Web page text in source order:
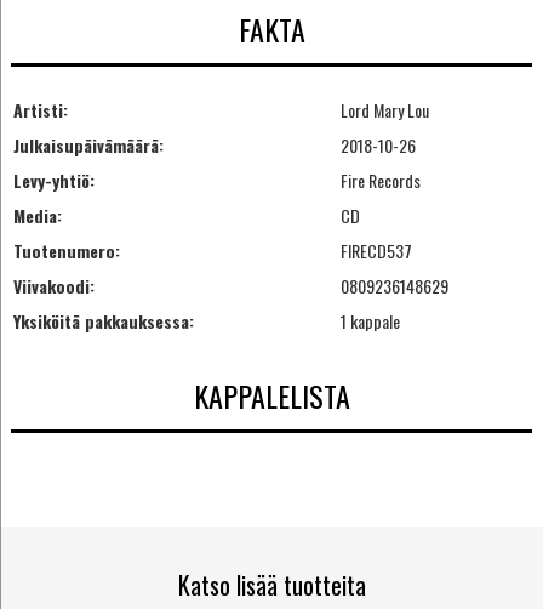
FAKTA
Artisti:
Lord Mary Lou
Julkaisupäivämäärä:
2018-10-26
Levy-yhtiö:
Fire Records
Media:
CD
Tuotenumero:
FIRECD537
Viivakoodi:
0809236148629
Yksiköitä pakkauksessa:
1 kappale
KAPPALELISTA
Katso lisää tuotteita